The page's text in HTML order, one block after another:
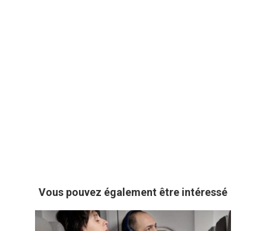
Vous pouvez également être intéressé